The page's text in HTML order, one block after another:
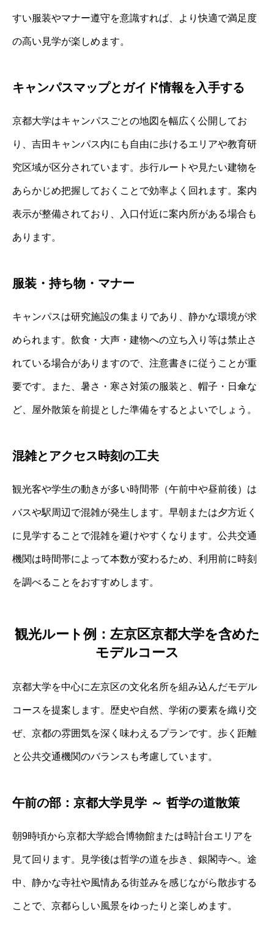
すい服装やマナー遵守を意識すれば、より快適で満足度
の高い見学が楽しめます。
キャンパスマップとガイド情報を入手する
京都大学はキャンパスごとの地図を幅広く公開してお
り、吉田キャンパス内にも自由に歩けるエリアや教育研
究区域が区分されています。歩行ルートや見たい建物を
あらかじめ把握しておくことで効率よく回れます。案内
表示が整備されており、入口付近に案内所がある場合も
あります。
服装・持ち物・マナー
キャンパスは研究施設の集まりであり、静かな環境が求
められます。飲食・大声・建物への立ち入り等は禁止さ
れている場合がありますので、注意書きに従うことが重
要です。また、暑さ・寒さ対策の服装と、帽子・日傘な
ど、屋外散策を前提とした準備をするとよいでしょう。
混雑とアクセス時刻の工夫
観光客や学生の動きが多い時間帯（午前中や昼前後）は
バスや駅周辺で混雑が発生します。早朝または夕方近く
に見学することで混雑を避けやすくなります。公共交通
機関は時間帯によって本数が変わるため、利用前に時刻
を調べることをおすすめします。
観光ルート例：左京区京都大学を含めた
モデルコース
京都大学を中心に左京区の文化名所を組み込んだモデル
コースを提案します。歴史や自然、学術の要素を織り交
ぜ、京都の雰囲気を深く味わえるプランです。歩く距離
と公共交通機関のバランスも考慮しています。
午前の部：京都大学見学 ～ 哲学の道散策
朝9時頃から京都大学総合博物館または時計台エリアを
見て回ります。見学後は哲学の道を歩き、銀閣寺へ。途
中、静かな寺社や風情ある街並みを感じながら散歩する
ことで、京都らしい風景をゆったりと楽しめます。